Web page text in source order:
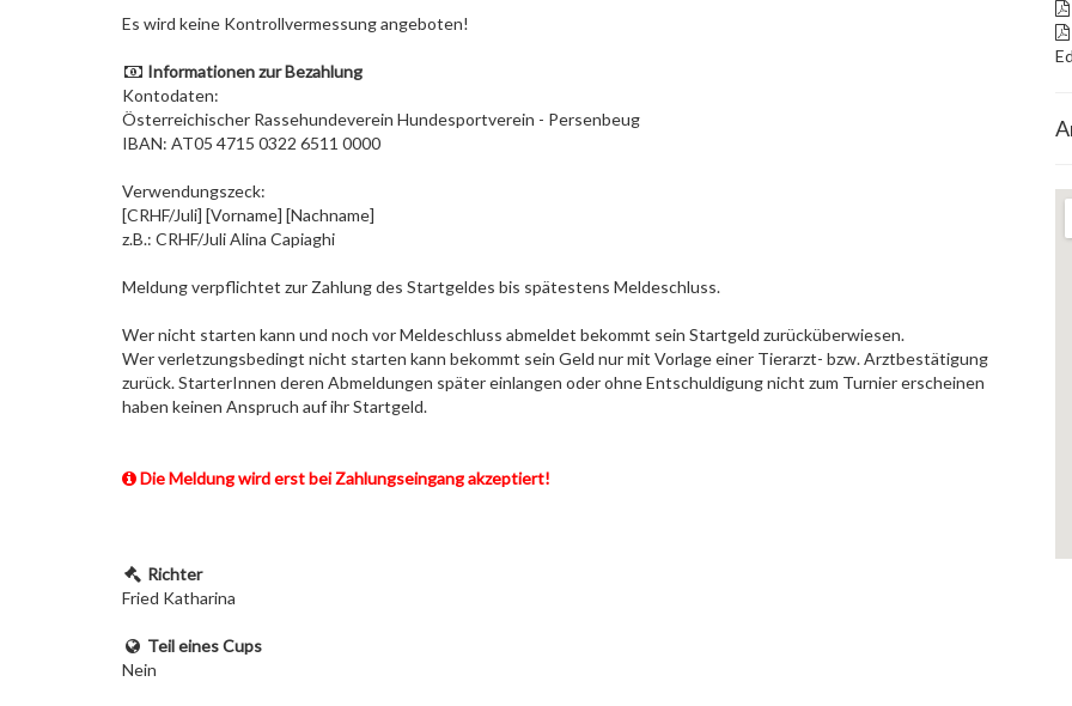
Es wird keine Kontrollvermessung angeboten!
Informationen zur Bezahlung
Kontodaten:
Österreichischer Rassehundeverein Hundesportverein - Persenbeug
IBAN: AT05 4715 0322 6511 0000
Verwendungszeck:
[CRHF/Juli] [Vorname] [Nachname]
z.B.: CRHF/Juli Alina Capiaghi
Meldung verpflichtet zur Zahlung des Startgeldes bis spätestens Meldeschluss.
Wer nicht starten kann und noch vor Meldeschluss abmeldet bekommt sein Startgeld zurücküberwiesen.
Wer verletzungsbedingt nicht starten kann bekommt sein Geld nur mit Vorlage einer Tierarzt- bzw. Arztbestätigung
zurück. StarterInnen deren Abmeldungen später einlangen oder ohne Entschuldigung nicht zum Turnier erscheinen
haben keinen Anspruch auf ihr Startgeld.
Die Meldung wird erst bei Zahlungseingang akzeptiert!
Richter
Fried Katharina
Teil eines Cups
Nein